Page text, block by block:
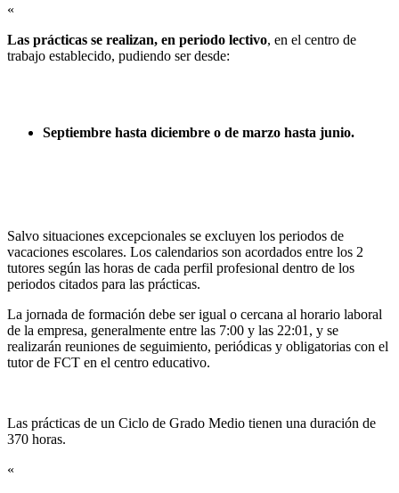
«
Las prácticas se realizan, en periodo lectivo, en el centro de
trabajo establecido, pudiendo ser desde:
Septiembre hasta diciembre o de marzo hasta junio.
Salvo situaciones excepcionales se excluyen los periodos de
vacaciones escolares. Los calendarios son acordados entre los 2
tutores según las horas de cada perfil profesional dentro de los
periodos citados para las prácticas.
La jornada de formación debe ser igual o cercana al horario laboral
de la empresa, generalmente entre las 7:00 y las 22:01, y se
realizarán reuniones de seguimiento, periódicas y obligatorias con el
tutor de FCT en el centro educativo.
Las prácticas de un Ciclo de Grado Medio tienen una duración de
370 horas.
«